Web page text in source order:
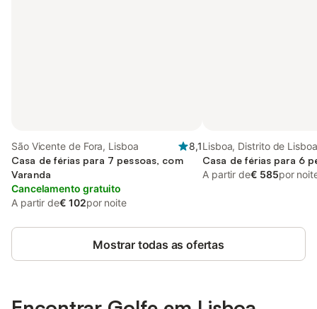
São Vicente de Fora, Lisboa
8,1
Casa de férias para 7 pessoas, com
Varanda
Cancelamento gratuito
A partir de€ 102por noite
Lisboa, Distrito de Lisboa
Casa de férias para 6
A partir de€ 585por
Mostrar todas as ofertas